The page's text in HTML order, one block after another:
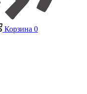
Корзина 0